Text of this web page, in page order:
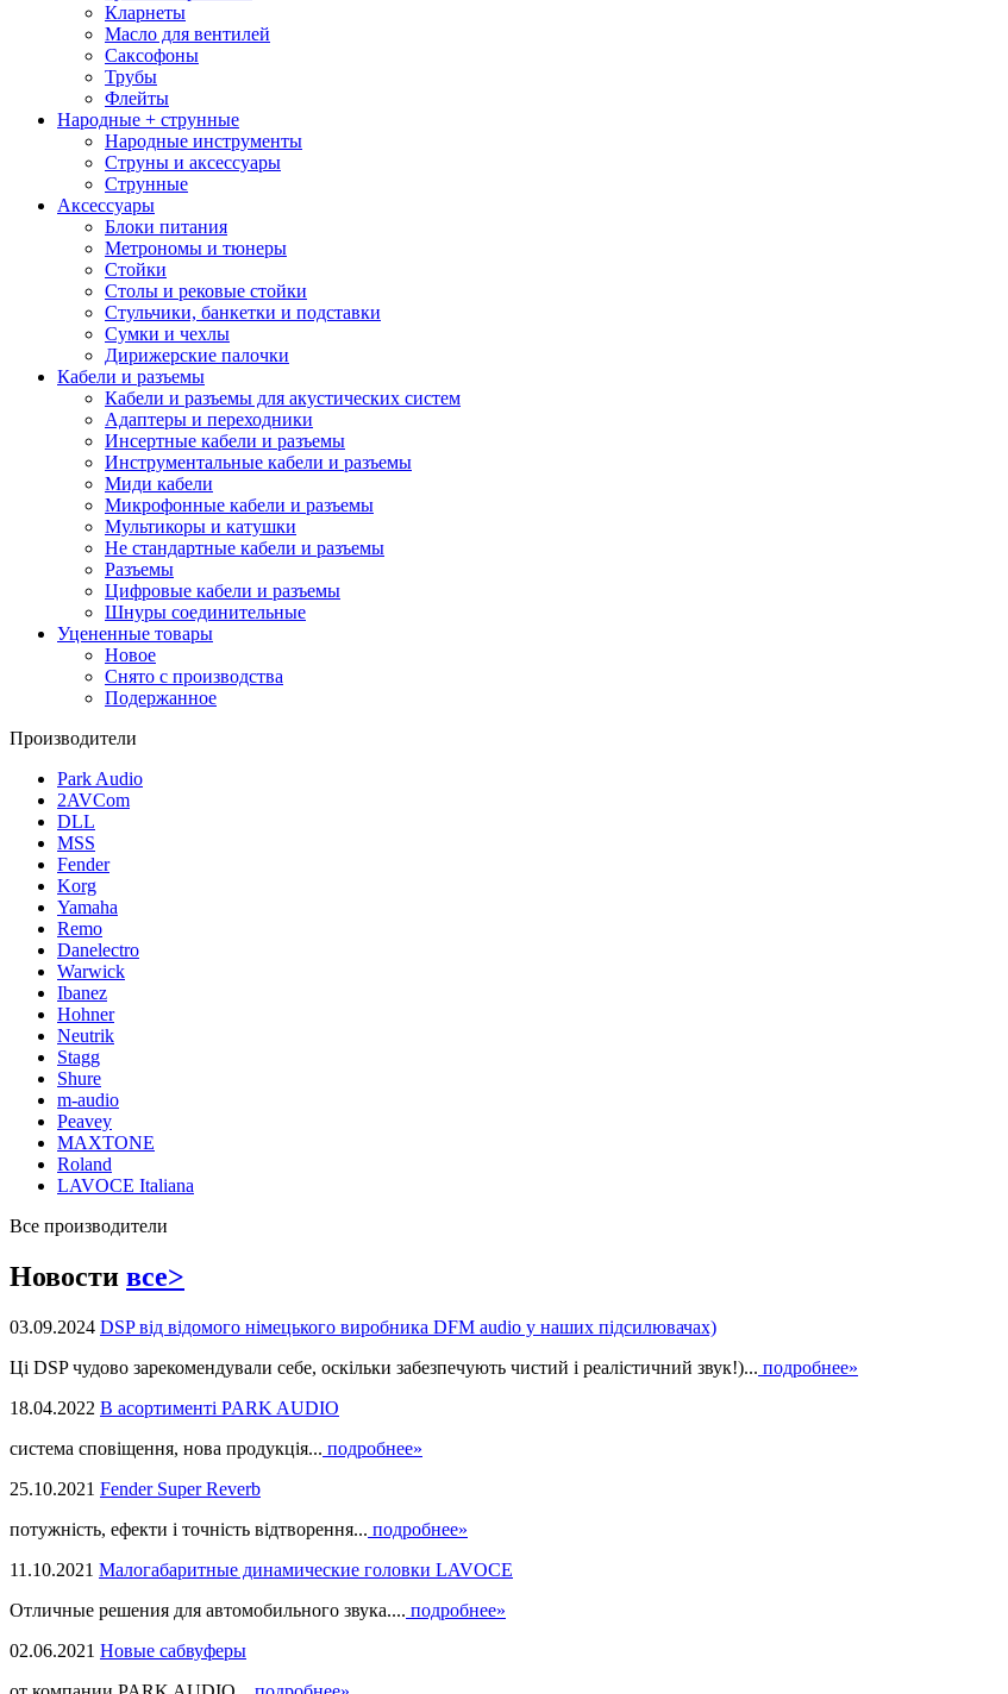
Кларнеты
Масло для вентилей
Саксофоны
Трубы
Флейты
Народные + струнные
Народные инструменты
Струны и аксессуары
Струнные
Аксессуары
Блоки питания
Метрономы и тюнеры
Стойки
Столы и рековые стойки
Стульчики, банкетки и подставки
Сумки и чехлы
Дирижерские палочки
Кабели и разъемы
Кабели и разъемы для акустических систем
Адаптеры и переходники
Инсертные кабели и разъемы
Инструментальные кабели и разъемы
Миди кабели
Микрофонные кабели и разъемы
Мультикоры и катушки
Не стандартные кабели и разъемы
Разъемы
Цифровые кабели и разъемы
Шнуры соединительные
Уцененные товары
Новое
Снято с производства
Подержанное
Производители
Park Audio
2AVCom
DLL
MSS
Fender
Korg
Yamaha
Remo
Danelectro
Warwick
Ibanez
Hohner
Neutrik
Stagg
Shure
m-audio
Peavey
MAXTONE
Roland
LAVOCE Italiana
Все производители
Новости все>
03.09.2024 DSP від відомого німецького виробника DFM audio у наших підсилювачах)
Ці DSP чудово зарекомендували себе, оскільки забезпечують чистий і реалістичний звук!)... подробнее»
18.04.2022 В асортименті PARK AUDIO
система сповіщення, нова продукцiя... подробнее»
25.10.2021 Fender Super Reverb
потужність, ефекти і точність відтворення... подробнее»
11.10.2021 Малогабаритные динамические головки LAVOCE
Отличные решения для автомобильного звука.... подробнее»
02.06.2021 Новые сабвуферы